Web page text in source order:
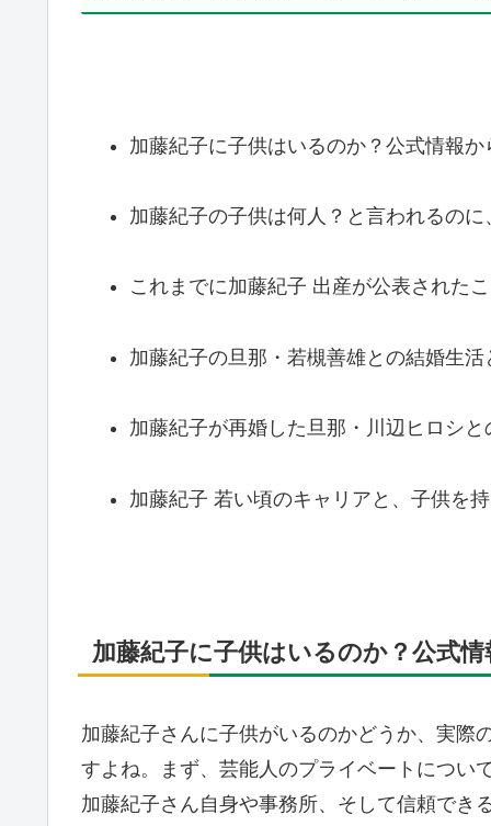
加藤紀子に子供はいるのか？公式情報
加藤紀子の子供は何人？と言われるの
これまでに加藤紀子 出産が公表された
加藤紀子の旦那・若槻善雄との結婚生
加藤紀子が再婚した旦那・川辺ヒロシ
加藤紀子 若い頃のキャリアと、子供を
加藤紀子に子供はいるのか？公式
加藤紀子さんに子供がいるのかどうか、実
すよね。まず、芸能人のプライベートについ
加藤紀子さん自身や事務所、そして信頼でき